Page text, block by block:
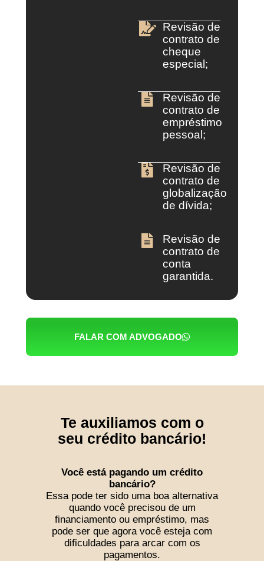
Revisão de
contrato de
cheque
especial;
Revisão de
contrato de
empréstimo
pessoal;
Revisão de
contrato de
globalização
de dívida;
Revisão de
contrato de
conta
garantida.
FALAR COM ADVOGADO
Te auxiliamos com o
seu crédito bancário!
Você está pagando um crédito
bancário?
Essa pode ter sido uma boa alternativa
quando você precisou de um
financiamento ou empréstimo, mas
pode ser que agora você esteja com
dificuldades para arcar com os
pagamentos.